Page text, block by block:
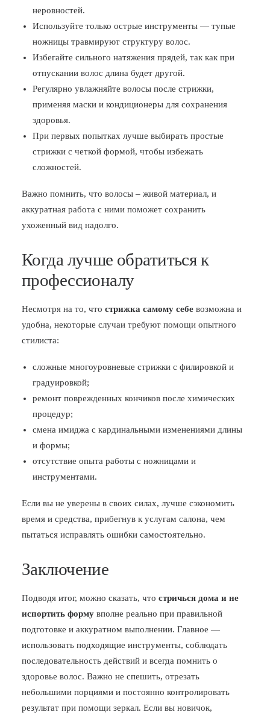
неровностей.
Используйте только острые инструменты — тупые
ножницы травмируют структуру волос.
Избегайте сильного натяжения прядей, так как при
отпускании волос длина будет другой.
Регулярно увлажняйте волосы после стрижки,
применяя маски и кондиционеры для сохранения
здоровья.
При первых попытках лучше выбирать простые
стрижки с четкой формой, чтобы избежать
сложностей.
Важно помнить, что волосы – живой материал, и
аккуратная работа с ними поможет сохранить
ухоженный вид надолго.
Когда лучше обратиться к
профессионалу
Несмотря на то, что стрижка самому себе возможна и
удобна, некоторые случаи требуют помощи опытного
стилиста:
сложные многоуровневые стрижки с филировкой и
градуировкой;
ремонт поврежденных кончиков после химических
процедур;
смена имиджа с кардинальными изменениями длины
и формы;
отсутствие опыта работы с ножницами и
инструментами.
Если вы не уверены в своих силах, лучше сэкономить
время и средства, прибегнув к услугам салона, чем
пытаться исправлять ошибки самостоятельно.
Заключение
Подводя итог, можно сказать, что стричься дома и не
испортить форму вполне реально при правильной
подготовке и аккуратном выполнении. Главное —
использовать подходящие инструменты, соблюдать
последовательность действий и всегда помнить о
здоровье волос. Важно не спешить, отрезать
небольшими порциями и постоянно контролировать
результат при помощи зеркал. Если вы новичок,